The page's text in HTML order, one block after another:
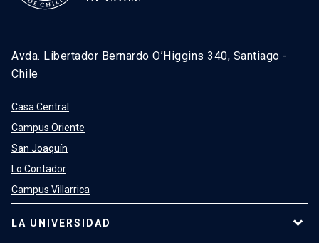
Avda. Libertador Bernardo O’Higgins 340, Santiago -
Chile
Casa Central
Campus Oriente
San Joaquín
Lo Contador
Campus Villarrica
LA UNIVERSIDAD